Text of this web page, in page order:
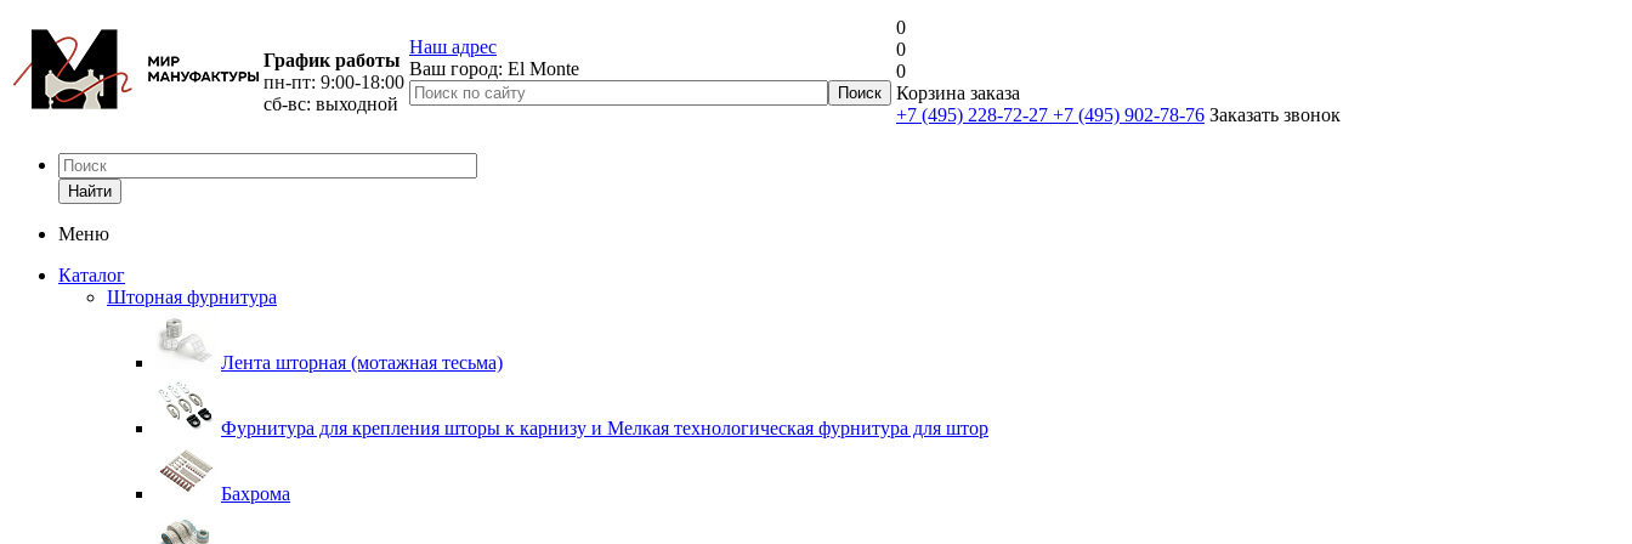
График работы
пн-пт: 9:00-18:00
сб-вс: выходной
Наш адрес
Ваш город: El Monte
0
0
0
Корзина заказа
+7 (495) 228-72-27 +7 (495) 902-78-76 Заказать звонок
Найти
Меню
Каталог
Шторная фурнитура
Лента шторная (мотажная тесьма)
Фурнитура для крепления шторы к карнизу и Мелкая технологическая фурнитура для штор
Бахрома